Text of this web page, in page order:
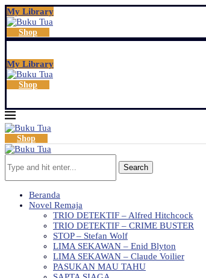
My Library
Shop
My Library
Shop
Shop
Search
Beranda
Novel Remaja
TRIO DETEKTIF – Alfred Hitchcock
TRIO DETEKTIF – CRIME BUSTER
STOP – Stefan Wolf
LIMA SEKAWAN – Enid Blyton
LIMA SEKAWAN – Claude Voilier
PASUKAN MAU TAHU